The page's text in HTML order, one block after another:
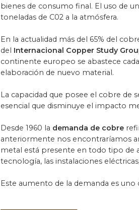
bienes de consumo final. El uso de
toneladas de C02 a la atmósfera.
En la actualidad más del 65% del
del Internacional Copper Study
continente europeo se abastece
elaboración de nuevo material.
La capacidad que posee el cobre
esencial que disminuye el impacto
Desde 1960 la demanda de cobre
anteriormente nos encontraríamos
metal está presente en todo tipo de
tecnología, las instalaciones
Este aumento de la demanda es uno